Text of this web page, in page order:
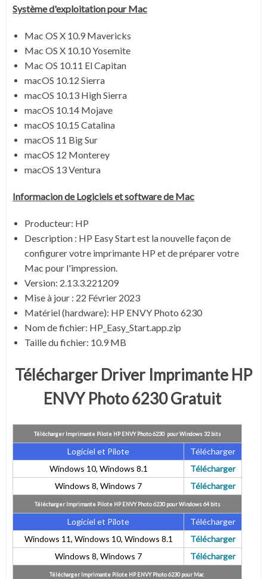
Systèmed'exploitation pour Mac
Mac OS X 10.9 Mavericks
Mac OS X 10.10 Yosemite
Mac OS 10.11 El Capitan
macOS 10.12 Sierra
macOS 10.13 High Sierra
macOS 10.14 Mojave
macOS 10.15 Catalina
macOS 11 Big Sur
macOS 12 Monterey
macOS 13 Ventura
Informacion de Logiciels et software deMac
Producteur: HP
Description : HP Easy Start est la nouvelle façon de
configurer votre imprimante HP et de préparer votre
Mac pour l'impression.
Version: 2.13.3.221209
Mise à jour : 22 Février 2023
Matériel (hardware): HP ENVY Photo 6230
Nom de fichier: HP_Easy_Start.app.zip
Taille du fichier: 10.9 MB
Télécharger Driver Imprimante HP
ENVY Photo 6230 Gratuit
Télécharger Imprimante Pilote HP ENVY Photo 6230 pour Windows 32 bits
Logiciel et Pilote
Télécharger
Windows 10, Windows 8.1
Télécharger
Windows 8, Windows 7
Télécharger
Télécharger Imprimante Pilote HP ENVY Photo 6230 pour Windows 64 bits
Logiciel et Pilote
Télécharger
Windows 11, Windows 10, Windows 8.1
Télécharger
Windows 8, Windows 7
Télécharger
Télécharger Imprimante Pilote HP ENVY Photo 6230 pour Mac